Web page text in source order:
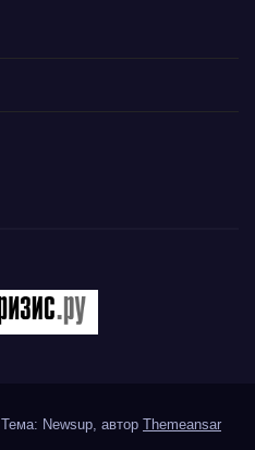
Тема: Newsup, автор Themeansar